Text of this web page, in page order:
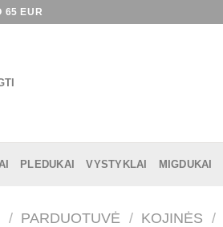
65 EUR
PLEDUKAI VYSTYKLAI MIGDUKAI
/ PARDUOTUVĖ / KOJINĖS /